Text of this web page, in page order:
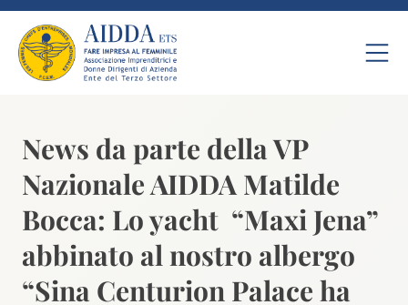
News da parte della VP
Nazionale AIDDA Matilde
Bocca: Lo yacht “Maxi Jena”
abbinato al nostro albergo
“Sina Centurion Palace ha